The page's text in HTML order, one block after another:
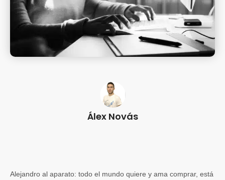
Álex Novás
Alejandro al aparato: todo el mundo quiere y ama comprar, está